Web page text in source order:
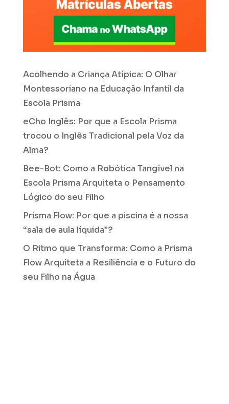
Acolhendo a Criança Atípica: O Olhar
Montessoriano na Educação Infantil da
Escola Prisma
eCho Inglês: Por que a Escola Prisma
trocou o Inglês Tradicional pela Voz da
Alma?
Bee-Bot: Como a Robótica Tangível na
Escola Prisma Arquiteta o Pensamento
Lógico do seu Filho
Prisma Flow: Por que a piscina é a nossa
“sala de aula líquida”?
O Ritmo que Transforma: Como a Prisma
Flow Arquiteta a Resiliência e o Futuro do
seu Filho na Água